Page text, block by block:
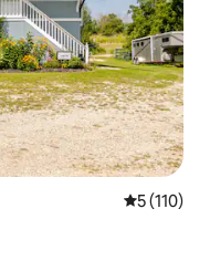
5 de uma
5 (110)